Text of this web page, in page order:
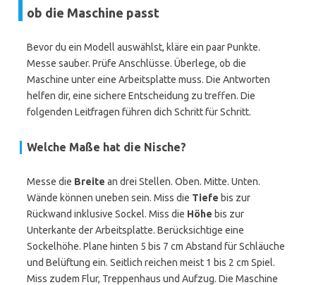
ob die Maschine passt
Bevor du ein Modell auswählst, kläre ein paar Punkte.
Messe sauber. Prüfe Anschlüsse. Überlege, ob die
Maschine unter eine Arbeitsplatte muss. Die Antworten
helfen dir, eine sichere Entscheidung zu treffen. Die
folgenden Leitfragen führen dich Schritt für Schritt.
Welche Maße hat die Nische?
Messe die Breite an drei Stellen. Oben. Mitte. Unten.
Wände können uneben sein. Miss die Tiefe bis zur
Rückwand inklusive Sockel. Miss die Höhe bis zur
Unterkante der Arbeitsplatte. Berücksichtige eine
Sockelhöhe. Plane hinten 5 bis 7 cm Abstand für Schläuche
und Belüftung ein. Seitlich reichen meist 1 bis 2 cm Spiel.
Miss zudem Flur, Treppenhaus und Aufzug. Die Maschine